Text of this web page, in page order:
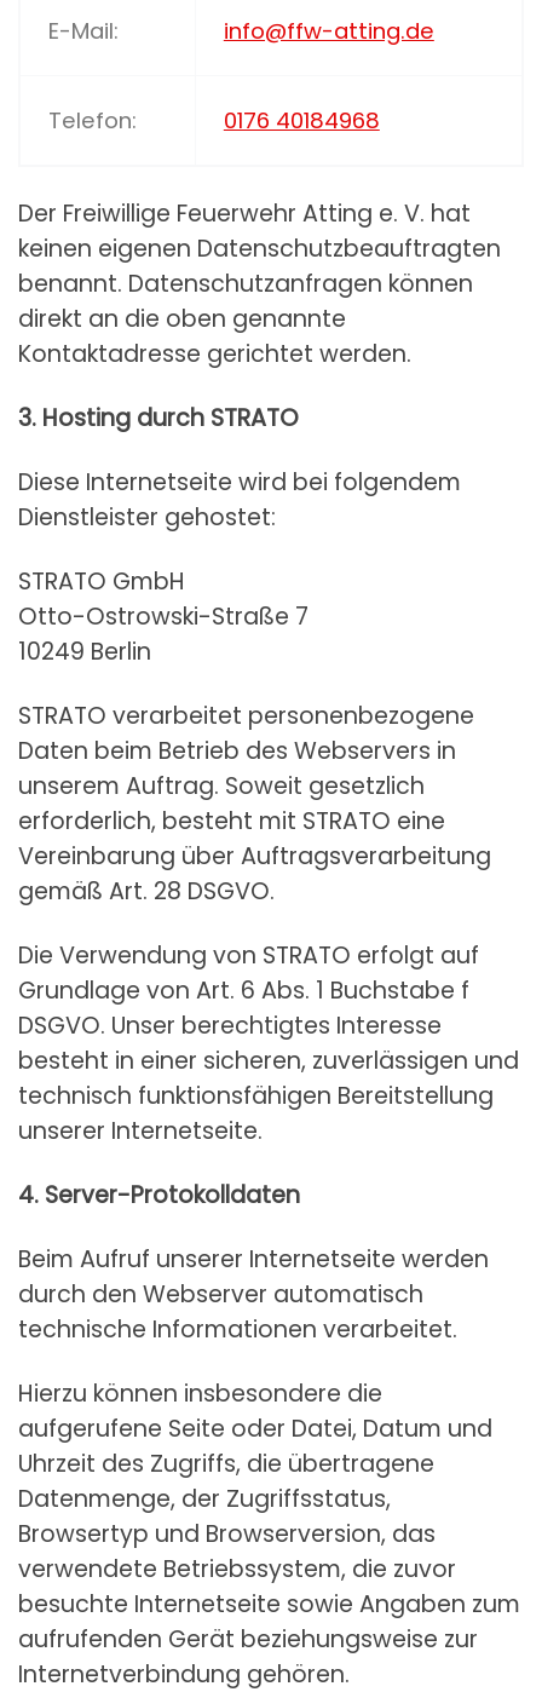
E-Mail: info@ffw-atting.de
Telefon: 0176 40184968
Der Freiwillige Feuerwehr Atting e. V. hat
keinen eigenen Datenschutzbeauftragten
benannt. Datenschutzanfragen können
direkt an die oben genannte
Kontaktadresse gerichtet werden.
3. Hosting durch STRATO
Diese Internetseite wird bei folgendem
Dienstleister gehostet:
STRATO GmbH
Otto-Ostrowski-Straße 7
10249 Berlin
STRATO verarbeitet personenbezogene
Daten beim Betrieb des Webservers in
unserem Auftrag. Soweit gesetzlich
erforderlich, besteht mit STRATO eine
Vereinbarung über Auftragsverarbeitung
gemäß Art. 28 DSGVO.
Die Verwendung von STRATO erfolgt auf
Grundlage von Art. 6 Abs. 1 Buchstabe f
DSGVO. Unser berechtigtes Interesse
besteht in einer sicheren, zuverlässigen und
technisch funktionsfähigen Bereitstellung
unserer Internetseite.
4. Server-Protokolldaten
Beim Aufruf unserer Internetseite werden
durch den Webserver automatisch
technische Informationen verarbeitet.
Hierzu können insbesondere die
aufgerufene Seite oder Datei, Datum und
Uhrzeit des Zugriffs, die übertragene
Datenmenge, der Zugriffsstatus,
Browsertyp und Browserversion, das
verwendete Betriebssystem, die zuvor
besuchte Internetseite sowie Angaben zum
aufrufenden Gerät beziehungsweise zur
Internetverbindung gehören.